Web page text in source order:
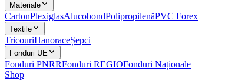
Materiale
CartonPlexiglasAlucobondPolipropilenăPVC Forex
Textile
TricouriHanoraceȘepci
Fonduri UE
Fonduri PNRRFonduri REGIOFonduri Naționale
Shop